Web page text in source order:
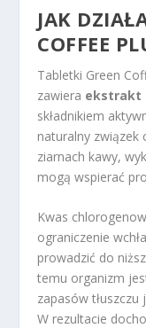
JAK
COFFEE
Tabletki Green
zawiera ekstrakt
składnikiem
naturalny związek
ziarnach kawy,
mogą wspierać
Kwas
ograniczenie
prowadzić do
temu organizm
zapasów
W rezultacie